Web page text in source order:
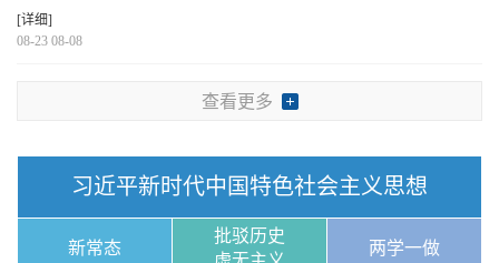
[详细]
08-23 08-08
查看更多
习近平新时代中国特色社会主义思想
新常态
批驳历史
两学一做